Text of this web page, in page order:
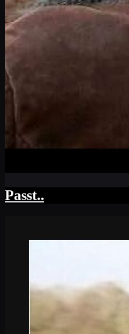
Passt..